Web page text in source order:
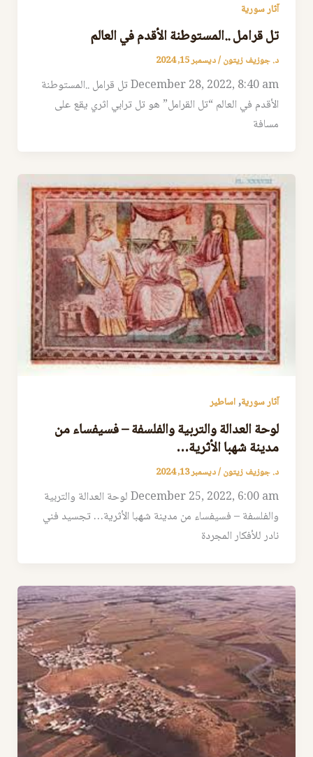
آثار سورية
تل قرامل ..المستوطنة الأقدم في العالم
د. جوزيف زيتون/ديسمبر 15, 2024
December 28, 2022, 8:40 am تل قرامل ..المستوطنة
الأقدم في العالم “تل القرامل” هو تل ترابي اثري يقع على
مسافة
آثار سورية,اساطير
لوحة العدالة والتربية والفلسفة – فسيفساء من
مدينة شهبا الأثرية…
د. جوزيف زيتون/ديسمبر 13, 2024
December 25, 2022, 6:00 am لوحة العدالة والتربية
والفلسفة – فسيفساء من مدينة شهبا الأثرية… تجسيد فني
نادر للأفكار المجردة